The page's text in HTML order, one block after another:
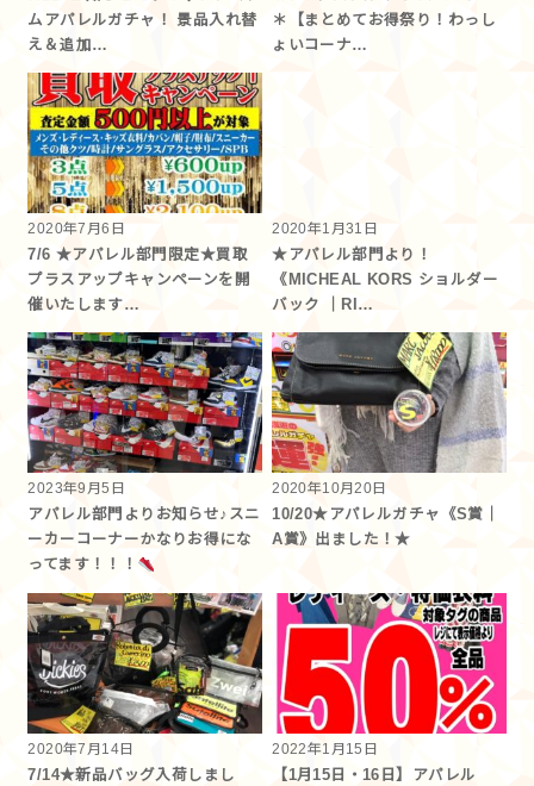
ムアパレルガチャ！ 景品入れ替
え＆追加…
＊【まとめてお得祭り！わっし
ょいコーナ…
2020年7月6日
7/6 ★アパレル部門限定★買取
プラスアップキャンペーンを開
催いたします…
2020年1月31日
★アパレル部門より！
《MICHEAL KORS ショルダー
バック ｜RI…
2023年9月5日
アパレル部門よりお知らせ♪スニ
ーカーコーナーかなりお得にな
ってます！！！
2020年10月20日
10/20★アパレルガチャ《S賞｜
A賞》出ました！★
2020年7月14日
7/14★新品バッグ入荷しまし
2022年1月15日
【1月15日・16日】アパレル